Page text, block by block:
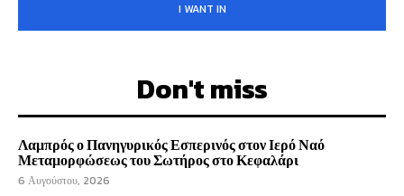
I WANT IN
Don't miss
Λαμπρός ο Πανηγυρικός Εσπερινός στον Ιερό Ναό
Μεταμορφώσεως του Σωτήρος στο Κεφαλάρι
6 Αυγούστου, 2026